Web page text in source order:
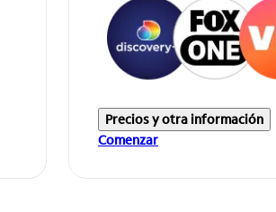
Precios y otra información
Comenzar